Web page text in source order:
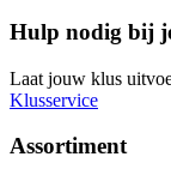
Hulp nodig bij
Laat jouw klus
Klusservice
Assortiment